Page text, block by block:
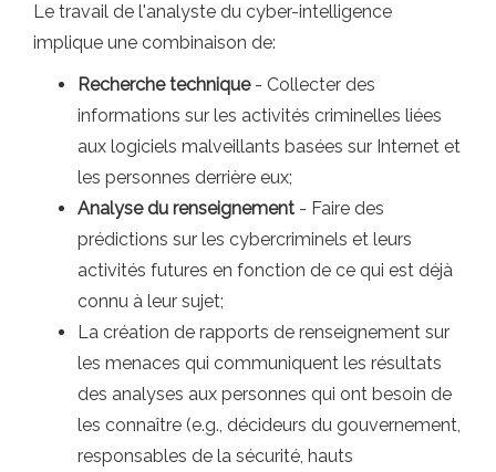
Le travail de l'analyste du cyber-intelligence
implique une combinaison de:
Recherche technique- Collecter des
informations sur les activités criminelles liées
aux logiciels malveillants basées sur Internet et
les personnes derrière eux;
Analyse du renseignement - Faire des
prédictions sur les cybercriminels et leurs
activités futures en fonction de ce qui est déjà
connu à leur sujet;
La création de rapports de renseignement sur
les menaces qui communiquent les résultats
des analyses aux personnes qui ont besoin de
les connaître (e.g., décideurs du gouvernement,
responsables de la sécurité, hauts